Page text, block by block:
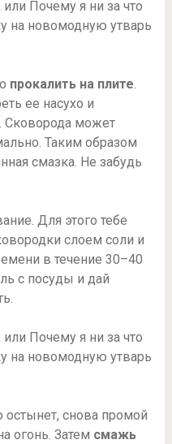
прокалить на плите.
ее насухо и
Сковорода может
Таким образом
смазка. Не забудь
Для этого тебе
слоем соли и
в течение 30–40
с посуды и дай
остынет, снова промой
огонь. Затем смажь